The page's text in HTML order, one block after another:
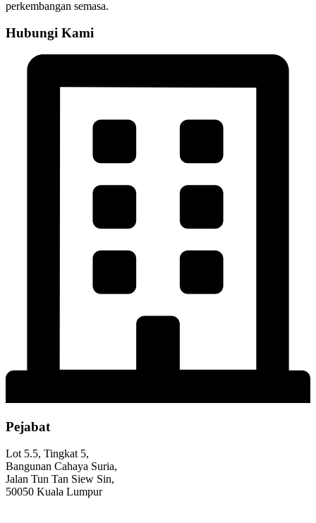
perkembangan semasa.
Hubungi Kami
Pejabat
Lot 5.5, Tingkat 5,
Bangunan Cahaya Suria,
Jalan Tun Tan Siew Sin,
50050 Kuala Lumpur